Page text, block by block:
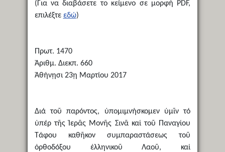
(Για να διαβάσετε το κείμενο σε μορφή PDF,
επιλέξτε εδώ)
Πρωτ. 1470
Ἀριθμ. Διεκπ. 660
Ἀθήνῃσι 23ῃ Μαρτίου 2017
Διά τοῦ παρόντος, ὑπομιμνήσκομεν ὑμῖν τό
ὑπέρ τῆς Ἱερᾶς Μονῆς Σινᾶ καί τοῦ Παναγίου
Τάφου καθῆκον συμπαραστάσεως τοῦ
ὀρθοδόξου ἑλληνικοῦ Λαοῦ, καί